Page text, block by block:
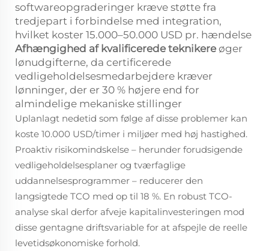
softwareopgraderinger kræve støtte fra
tredjepart i forbindelse med integration,
hvilket koster 15.000–50.000 USD pr. hændelse
Afhængighed af kvalificerede teknikere øger
lønudgifterne, da certificerede
vedligeholdelsesmedarbejdere kræver
lønninger, der er 30 % højere end for
almindelige mekaniske stillinger
Uplanlagt nedetid som følge af disse problemer kan
koste 10.000 USD/timer i miljøer med høj hastighed.
Proaktiv risikomindskelse – herunder forudsigende
vedligeholdelsesplaner og tværfaglige
uddannelsesprogrammer – reducerer den
langsigtede TCO med op til 18 %. En robust TCO-
analyse skal derfor afveje kapitalinvesteringen mod
disse gentagne driftsvariable for at afspejle de reelle
levetidsøkonomiske forhold.